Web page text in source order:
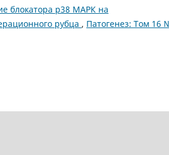
блокатора р38 МАРК на
рубца , Патогенез: Том 16